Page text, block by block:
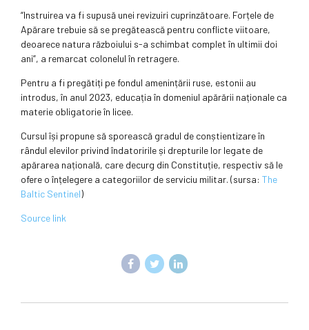
“Instruirea va fi supusă unei revizuiri cuprinzătoare. Forțele de
Apărare trebuie să se pregătească pentru conflicte viitoare,
deoarece natura războiului s-a schimbat complet în ultimii doi
ani”, a remarcat colonelul în retragere.
Pentru a fi pregătiți pe fondul amenințării ruse, estonii au
introdus, în anul 2023, educația în domeniul apărării naționale ca
materie obligatorie în licee.
Cursul își propune să sporească gradul de conștientizare în
rândul elevilor privind îndatoririle și drepturile lor legate de
apărarea națională, care decurg din Constituție, respectiv să le
ofere o înțelegere a categoriilor de serviciu militar. (sursa: The
Baltic Sentinel)
Source link